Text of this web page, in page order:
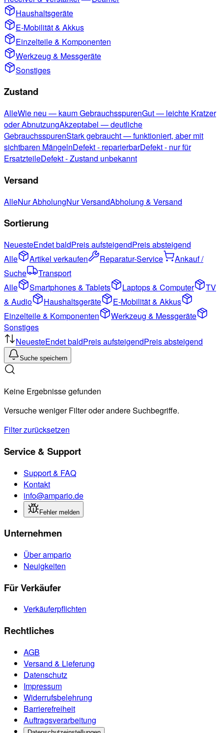
Haushaltsgeräte
E-Mobilität & Akkus
Einzelteile & Komponenten
Werkzeug & Messgeräte
Sonstiges
Zustand
AlleWie neu — kaum GebrauchsspurenGut — leichte Kratzer
oder AbnutzungAkzeptabel — deutliche
GebrauchsspurenStark gebraucht — funktioniert, aber mit
sichtbaren MängelnDefekt - reparierbarDefekt - nur für
ErsatzteileDefekt - Zustand unbekannt
Versand
AlleNur AbholungNur VersandAbholung & Versand
Sortierung
NeuesteEndet baldPreis aufsteigendPreis absteigend
Alle
Artikel verkaufen Reparatur-Service
Ankauf /
Suche
Transport
Alle
Smartphones & Tablets Laptops & Computer
TV
& Audio
Haushaltsgeräte
E-Mobilität & Akkus
Einzelteile & Komponenten
Werkzeug & Messgeräte
Sonstiges
NeuesteEndet baldPreis aufsteigendPreis absteigend
Suche speichern
Keine Ergebnisse gefunden
Versuche weniger Filter oder andere Suchbegriffe.
Filter zurücksetzen
Service & Support
Support & FAQ
Kontakt
info@ampario.de
Fehler melden
Unternehmen
Über ampario
Neuigkeiten
Für Verkäufer
Verkäuferpflichten
Rechtliches
AGB
Versand & Lieferung
Datenschutz
Impressum
Widerrufsbelehrung
Barrierefreiheit
Auftragsverarbeitung